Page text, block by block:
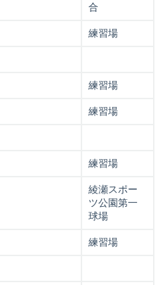
合
練習場
練習場
練習場
練習場
綾瀬スポー
ツ公園第一
球場
練習場